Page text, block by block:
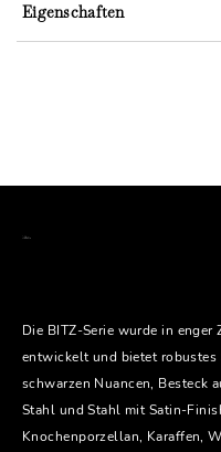
Eigenschaften
Die BITZ-Serie wurde in
entwickelt und bietet robustes
schwarzen Nuancen, Besteck
Stahl und Stahl mit Satin-
Knochenporzellan, Karaffen,